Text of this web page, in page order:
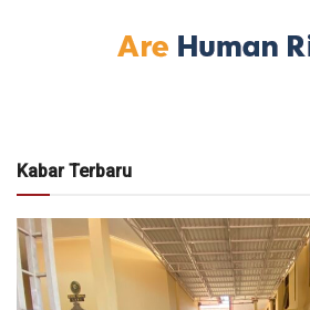
Kabar Terbaru